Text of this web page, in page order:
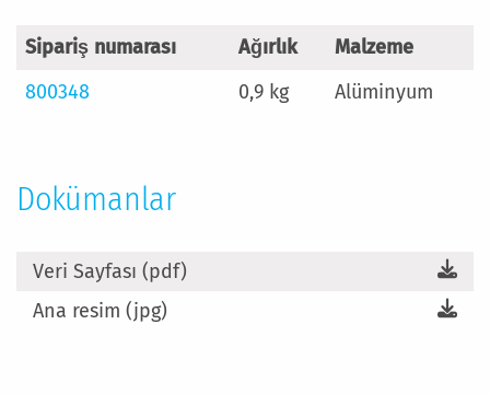
Sipariş numarası Ağırlık
Malzeme
800348
0,9 kg Alüminyum
Dokümanlar
Veri Sayfası (pdf)
Ana resim (jpg)